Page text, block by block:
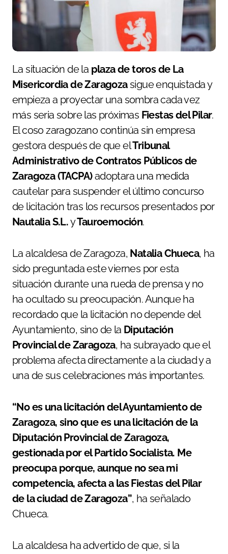
La situación de la plaza de toros de La
Misericordia de Zaragozasigue enquistada y
empieza a proyectar una sombra cada vez
más seria sobre las próximas Fiestas del Pilar.
El coso zaragozano continúa sin empresa
gestora después de que elTribunal
Administrativo de Contratos Públicos de
Zaragoza (TACPA)adoptara una medida
cautelar para suspender el último concurso
de licitación tras los recursos presentados por
Nautalia S.L.yTauroemoción.
La alcaldesa de Zaragoza, Natalia Chueca, ha
sido preguntada este viernes por esta
situación durante una rueda de prensa y no
ha ocultado su preocupación. Aunque ha
recordado que la licitación no depende del
Ayuntamiento, sino de la Diputación
Provincial de Zaragoza, ha subrayado que el
problema afecta directamente a la ciudad y a
una de sus celebraciones más importantes.
“No es una licitación del Ayuntamiento de
Zaragoza, sino que es una licitación de la
Diputación Provincial de Zaragoza,
gestionada por el Partido Socialista. Me
preocupa porque, aunque no sea mi
competencia, afecta a las Fiestas del Pilar
de la ciudad de Zaragoza”, ha señalado
Chueca.
La alcaldesa ha advertido de que, si la